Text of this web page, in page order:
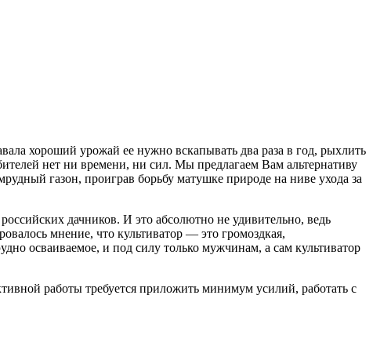
хороший урожай ее нужно вскапывать два раза в год, рыхлить
нет ни времени, ни сил. Мы предлагаем Вам альтернативу
газон, проиграв борьбу матушке природе на ниве ухода за
дачников. И это абсолютно не удивительно, ведь
мнение, что культиватор — это громоздкая,
осваиваемое, и под силу только мужчинам, а сам культиватор
работы требуется приложить минимум усилий, работать с